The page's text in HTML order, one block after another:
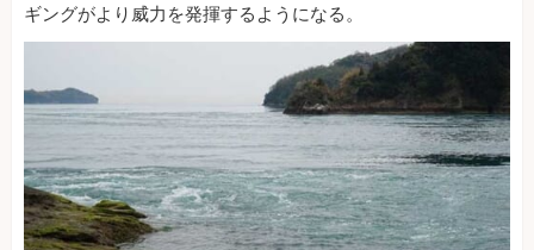
ギングがより威力を発揮するようになる。